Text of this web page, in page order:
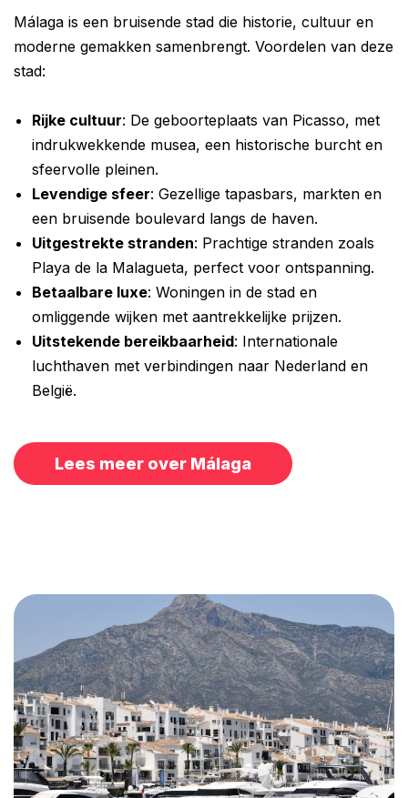
Málaga is een bruisende stad die historie, cultuur en
moderne gemakken samenbrengt. Voordelen van deze
stad:
Rijke cultuur: De geboorteplaats van Picasso, met
indrukwekkende musea, een historische burcht en
sfeervolle pleinen.
Levendige sfeer: Gezellige tapasbars, markten en
een bruisende boulevard langs de haven.
Uitgestrekte stranden: Prachtige stranden zoals
Playa de la Malagueta, perfect voor ontspanning.
Betaalbare luxe: Woningen in de stad en
omliggende wijken met aantrekkelijke prijzen.
Uitstekende bereikbaarheid: Internationale
luchthaven met verbindingen naar Nederland en
België.
Lees meer over Málaga